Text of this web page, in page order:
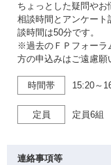
ちょっとした疑問やお
相談時間とアンケート
談時間は50分です。
※過去のＦＰフォーラ
方の申込みはご遠慮願
時間帯 15:20～
定員 定員6組
連絡事項等